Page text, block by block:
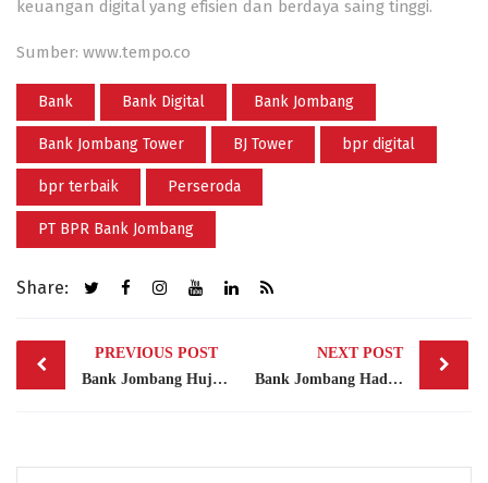
keuangan digital yang efisien dan berdaya saing tinggi.
Sumber: www.tempo.co
Bank Bank Digital Bank Jombang
Bank Jombang Tower BJ Tower bpr digital
bpr terbaik Perseroda
PT BPR Bank Jombang
Share:
Post
navigation
PREVIOUS POST
Bank Jombang Hujani Nasabah dengan Promo Spesial di Bulan November 2025
NEXT POST
Bank Jombang Hadirkan KPR Gampang dengan Plafond Hingga Rp1 Miliar